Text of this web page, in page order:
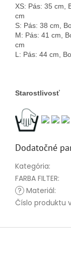
XS: Pás: 35 cm,
cm
S: Pás: 38 cm,
M: Pás: 41 cm,
cm
L: Pás: 44 cm,
Starostlivosť
Dodatočné
Kategória:
FARBA FILTER:
? Materiál:
Číslo produktu
Z